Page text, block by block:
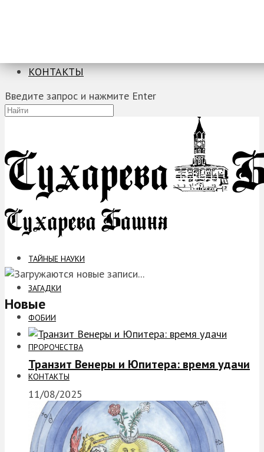
КОНТАКТЫ
Введите запрос и нажмите Enter
ТАЙНЫЕ НАУКИ
ЗАГАДКИ
ФОБИИ
ПРОРОЧЕСТВА
КОНТАКТЫ
Новые
Транзит Венеры и Юпитера: время удачи
11/08/2025